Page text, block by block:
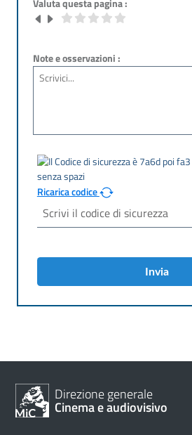
Valuta questa pagina :
Note e osservazioni :
Ricarica codice
Invia
Direzione generale
Cinema e audiovisivo